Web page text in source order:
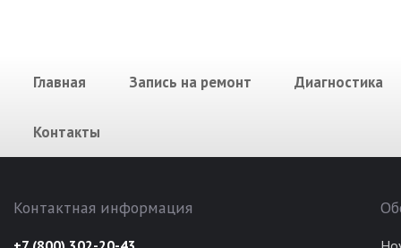
Главная Запись на ремонт Диагностика
Контакты
Контактная информация